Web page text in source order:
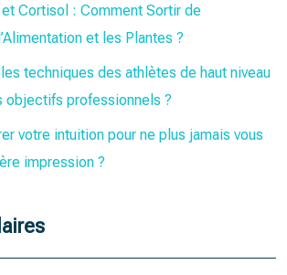
Cortisol : Comment Sortir de
et les Plantes ?
techniques des athlètes de haut niveau
objectifs professionnels ?
votre intuition pour ne plus jamais vous
impression ?